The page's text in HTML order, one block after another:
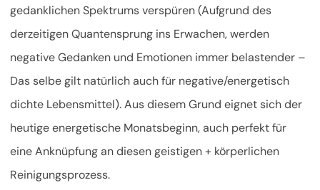
gedanklichen Spektrums verspüren (Aufgrund des
derzeitigen Quantensprung ins Erwachen, werden
negative Gedanken und Emotionen immer belastender –
Das selbe gilt natürlich auch für negative/energetisch
dichte Lebensmittel). Aus diesem Grund eignet sich der
heutige energetische Monatsbeginn, auch perfekt für
eine Anknüpfung an diesen geistigen + körperlichen
Reinigungsprozess.